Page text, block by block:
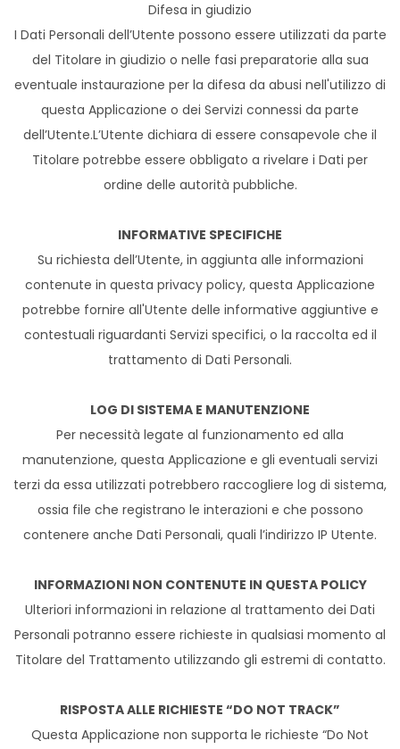
Difesa in giudizio
I Dati Personali dell’Utente possono essere utilizzati da parte
del Titolare in giudizio o nelle fasi preparatorie alla sua
eventuale instaurazione per la difesa da abusi nell'utilizzo di
questa Applicazione o dei Servizi connessi da parte
dell’Utente.L’Utente dichiara di essere consapevole che il
Titolare potrebbe essere obbligato a rivelare i Dati per
ordine delle autorità pubbliche.
INFORMATIVE SPECIFICHE
Su richiesta dell’Utente, in aggiunta alle informazioni
contenute in questa privacy policy, questa Applicazione
potrebbe fornire all'Utente delle informative aggiuntive e
contestuali riguardanti Servizi specifici, o la raccolta ed il
trattamento di Dati Personali.
LOG DI SISTEMA E MANUTENZIONE
Per necessità legate al funzionamento ed alla
manutenzione, questa Applicazione e gli eventuali servizi
terzi da essa utilizzati potrebbero raccogliere log di sistema,
ossia file che registrano le interazioni e che possono
contenere anche Dati Personali, quali l’indirizzo IP Utente.
INFORMAZIONI NON CONTENUTE IN QUESTA POLICY
Ulteriori informazioni in relazione al trattamento dei Dati
Personali potranno essere richieste in qualsiasi momento al
Titolare del Trattamento utilizzando gli estremi di contatto.
RISPOSTA ALLE RICHIESTE “DO NOT TRACK”
Questa Applicazione non supporta le richieste “Do Not